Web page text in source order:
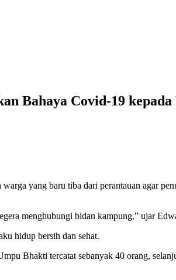
Bahaya Covid-19 kepada
yang baru tiba dari perantauan agar
menghubungi bidan kampung,” ujar
hidup bersih dan sehat.
Bhakti tercatat sebanyak 40 orang,